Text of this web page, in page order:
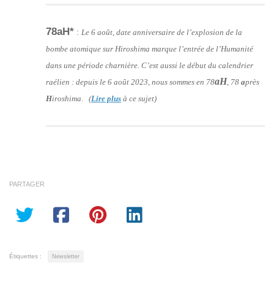
78aH* : Le 6 août, date anniversaire de l’explosion de la
bombe atomique sur Hiroshima marque l’entrée de l’Humanité
dans une période charnière. C’est aussi le début du calendrier
raélien : depuis le 6 août 2023, nous sommes en 78aH, 78 après
Hiroshima. (Lire plus à ce sujet)
PARTAGER
Étiquettes : Newsletter